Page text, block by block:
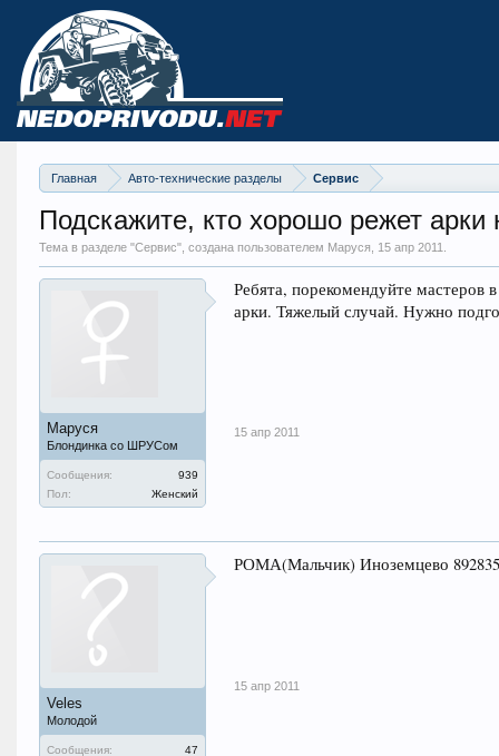
Главная Авто-технические разделы Сервис
Подскажите, кто хорошо режет
Тема в разделе "Сервис", создана пользователем Маруся, 15 апр 2011
Маруся
Блондинка со ШРУСом
Сообщения:
939
Пол:
Женский
Ребята, порекомендуйте
арки. Тяжелый случай. Нужно
15 апр 2011
Veles
Молодой
Сообщения:
47
РОМА(Мальчик) Иноземцево
15 апр 2011